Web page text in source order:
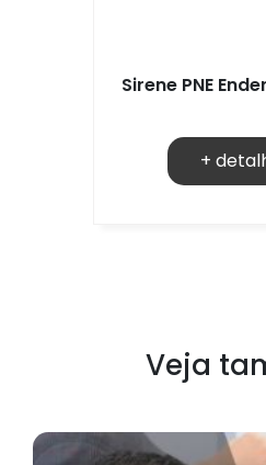
Sirene PNE
+
Veja